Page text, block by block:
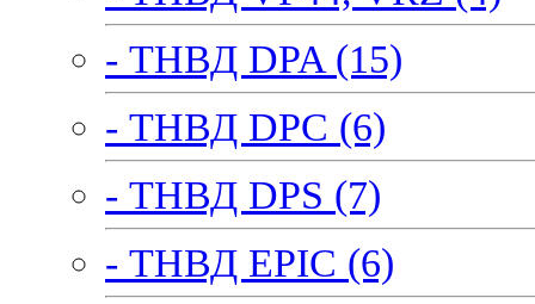
- ТНВД DPA (15)
- ТНВД DPC (6)
- ТНВД DPS (7)
- ТНВД EPIC (6)